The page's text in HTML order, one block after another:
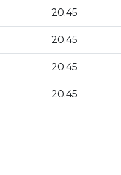
20.45
20.45
20.45
20.45